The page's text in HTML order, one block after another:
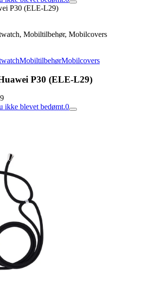
P30 (ELE-L29)
Mobiltilbehør, Mobilcovers
MobiltilbehørMobilcovers
P30 (ELE-L29)
ikke blevet bedømt.0